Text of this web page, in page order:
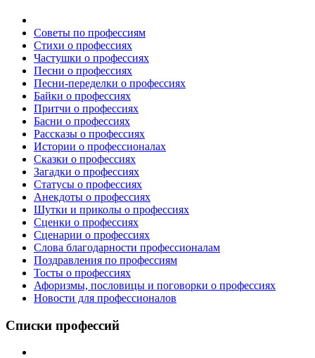
Советы по профессиям
Стихи о профессиях
Частушки о профессиях
Песни о профессиях
Песни-переделки о профессиях
Байки о профессиях
Притчи о профессиях
Басни о профессиях
Рассказы о профессиях
Истории о профессионалах
Сказки о профессиях
Загадки о профессиях
Статусы о профессиях
Анекдоты о профессиях
Шутки и приколы о профессиях
Сценки о профессиях
Сценарии о профессиях
Слова благодарности профессионалам
Поздравления по профессиям
Тосты о профессиях
Афоризмы, пословицы и поговорки о профессиях
Новости для профессионалов
Списки профессий